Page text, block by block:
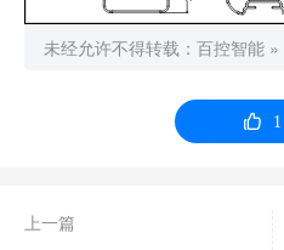
未经允许不得转载： 百控智能 »
 1
上一篇